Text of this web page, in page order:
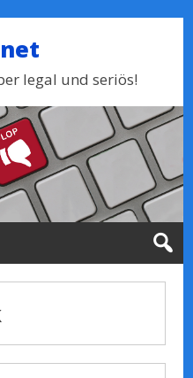
legal und seriös!